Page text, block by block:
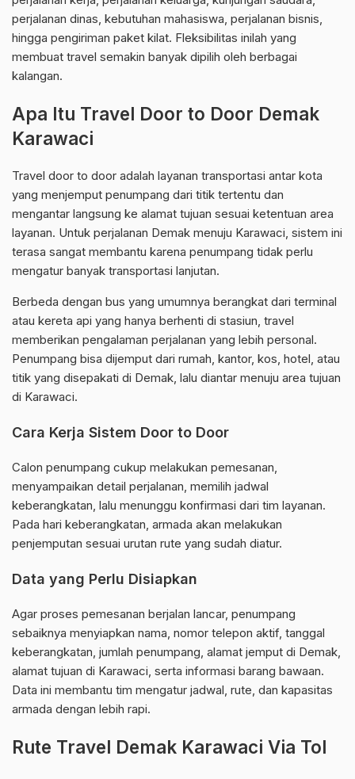
perjalanan dinas, kebutuhan mahasiswa, perjalanan bisnis,
hingga pengiriman paket kilat. Fleksibilitas inilah yang
membuat travel semakin banyak dipilih oleh berbagai
kalangan.
Apa Itu Travel Door to Door Demak
Karawaci
Travel door to door adalah layanan transportasi antar kota
yang menjemput penumpang dari titik tertentu dan
mengantar langsung ke alamat tujuan sesuai ketentuan area
layanan. Untuk perjalanan Demak menuju Karawaci, sistem ini
terasa sangat membantu karena penumpang tidak perlu
mengatur banyak transportasi lanjutan.
Berbeda dengan bus yang umumnya berangkat dari terminal
atau kereta api yang hanya berhenti di stasiun, travel
memberikan pengalaman perjalanan yang lebih personal.
Penumpang bisa dijemput dari rumah, kantor, kos, hotel, atau
titik yang disepakati di Demak, lalu diantar menuju area tujuan
di Karawaci.
Cara Kerja Sistem Door to Door
Calon penumpang cukup melakukan pemesanan,
menyampaikan detail perjalanan, memilih jadwal
keberangkatan, lalu menunggu konfirmasi dari tim layanan.
Pada hari keberangkatan, armada akan melakukan
penjemputan sesuai urutan rute yang sudah diatur.
Data yang Perlu Disiapkan
Agar proses pemesanan berjalan lancar, penumpang
sebaiknya menyiapkan nama, nomor telepon aktif, tanggal
keberangkatan, jumlah penumpang, alamat jemput di Demak,
alamat tujuan di Karawaci, serta informasi barang bawaan.
Data ini membantu tim mengatur jadwal, rute, dan kapasitas
armada dengan lebih rapi.
Rute Travel Demak Karawaci Via Tol